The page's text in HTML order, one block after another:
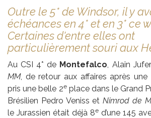
Outre le 5* de Windsor, il y
échéances en 4* et en 3* ce
Certaines d'entre elles ont
particulièrement souri aux
Au CSI 4* de Montefalco, Alain
MM, de retour aux affaires après
pris une belle 2eplace dans le Grand
Brésilien Pedro Veniss etNimrod de
le Jurassien était déjà 8e d’une 145